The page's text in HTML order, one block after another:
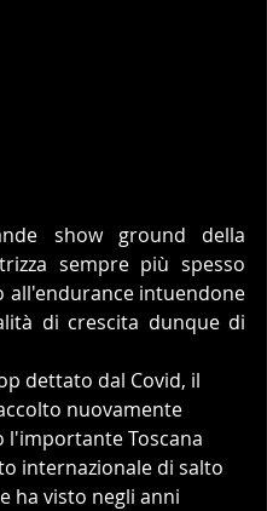
show ground della
sempre più spesso
all'endurance intuendone
di crescita dunque di
dettato dal Covid, il
nuovamente
l'importante Toscana
internazionale di salto
ha visto negli anni